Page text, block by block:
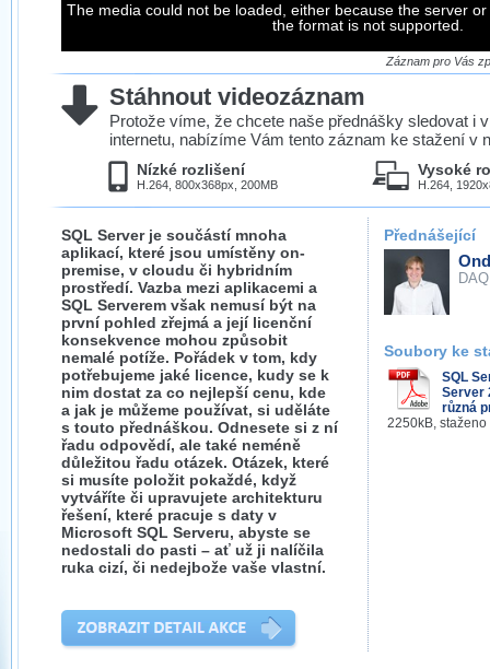
záznamů.
ve formátu, který není vhodný pro stahování,
proto je ke stažení nenabízíme.
The media could not be loaded, either because the server
the format is not supported.
Záznam pro Vás
Stáhnout videozáznam
Protože víme, že chcete naše přednášky sledovat i
internetu, nabízíme Vám tento záznam ke stažení v
Nízké rozlišení
H.264, 800x368px, 200MB
Vysoké
H.264,
SQL Server je součástí mnoha
aplikací, které jsou umístěny on-
premise, v cloudu či hybridním
prostředí. Vazba mezi aplikacemi a
SQL Serverem však nemusí být na
první pohled zřejmá a její licenční
konsekvence mohou způsobit
nemalé potíže. Pořádek v tom, kdy
potřebujeme jaké licence, kudy se k
nim dostat za co nejlepší cenu, kde
a jak je můžeme používat, si uděláte
s touto přednáškou. Odnesete si z ní
řadu odpovědí, ale také neméně
důležitou řadu otázek. Otázek, které
si musíte položit pokaždé, když
vytváříte či upravujete architekturu
řešení, které pracuje s daty v
Microsoft SQL Serveru, abyste se
nedostali do pasti – ať už ji nalíčila
ruka cizí, či nedejbože vaše vlastní.
Přednášející
Soubory ke
SQL
Server
různá
2250kB, staženo